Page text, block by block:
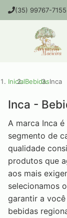
(35) 99767-
InicialBebidasInca
Inca -
A marca Inca
segmento de
qualidade
produtos que
aos mais
selecionamos
garantir a
bebidas